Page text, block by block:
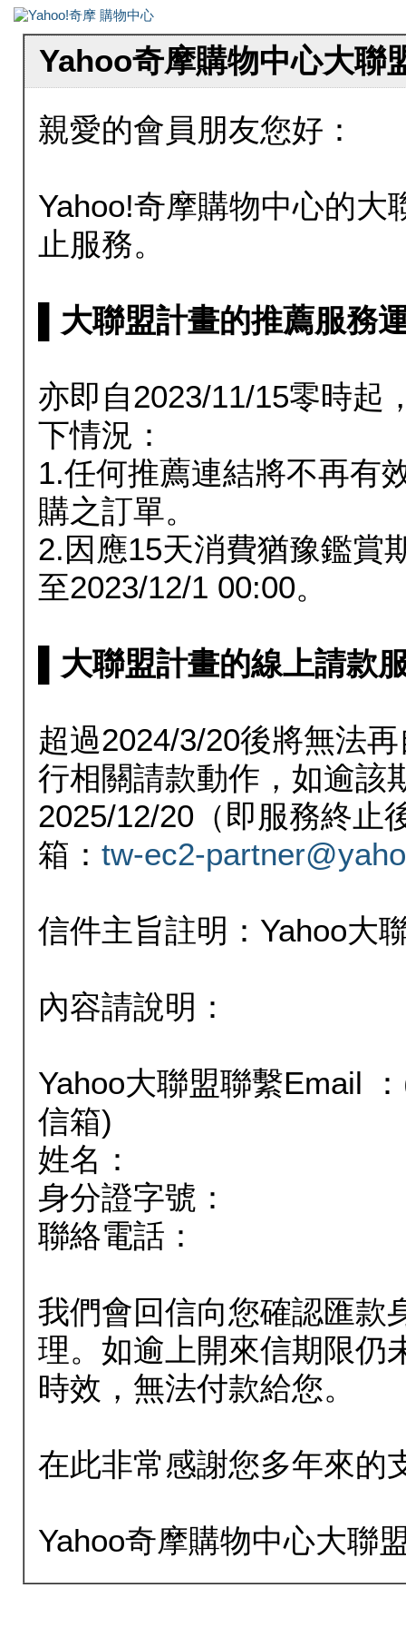
Yahoo奇摩購物中心大聯
親愛的會員朋友您好：
Yahoo!奇摩購物中心的大
止服務。
▌大聯盟計畫的推薦服務
亦即自2023/11/15零時起
下情況：
1.任何推薦連結將不再有
購之訂單。
2.因應15天消費猶豫鑑賞
至2023/12/1 00:00。
▌大聯盟計畫的線上請款
超過2024/3/20後將無法
行相關請款動作，如逾該
2025/12/20（即服務終止
箱： tw-ec2-
信件主旨註明：Yahoo大
內容請說明：
Yahoo大聯盟聯繫Email
信箱)
姓名：
身分證字號：
聯絡電話：
我們會回信向您確認匯款
理。如逾上開來信期限仍
時效，無法付款給您。
在此非常感謝您多年來的
Yahoo奇摩購物中心大